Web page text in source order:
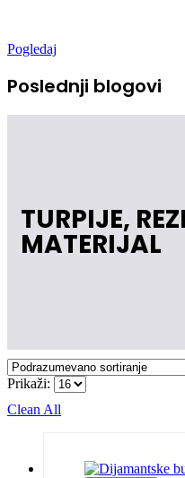
Pogledaj
Poslednji blogovi
TURPIJE,
MATERIJAL
Prikaži:
Clean All